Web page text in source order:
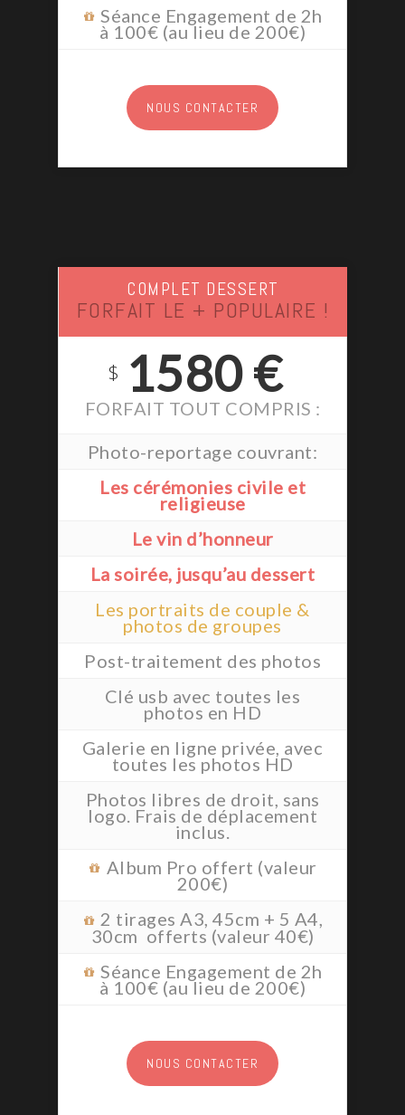
Séance Engagement de 2h
à 100€ (au lieu de 200€)
NOUS CONTACTER
COMPLET DESSERT
FORFAIT LE + POPULAIRE !
$1580 €
FORFAIT TOUT COMPRIS :
Photo-reportage couvrant:
Les cérémonies civile et
religieuse
Le vin d’honneur
La soirée, jusqu’au dessert
Les portraits de couple &
photos de groupes
Post-traitement des photos
Clé usb avec toutes les
photos en HD
Galerie en ligne privée, avec
toutes les photos HD
Photos libres de droit, sans
logo. Frais de déplacement
inclus.
Album Pro offert (valeur
200€)
2 tirages A3, 45cm + 5 A4,
30cm offerts (valeur 40€)
Séance Engagement de 2h
à 100€ (au lieu de 200€)
NOUS CONTACTER